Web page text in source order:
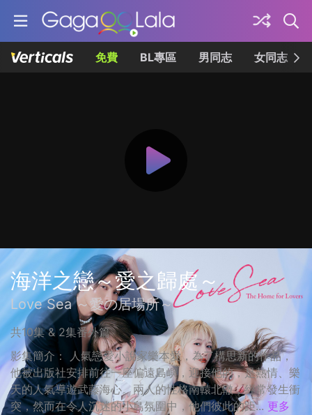
免費 BL專區 男同志 女同志
海洋之戀～愛之歸處～
Love Sea ～愛の居場所～
共10集 & 2集番外篇
影集簡介： 人氣戀愛小說家樂本愛，為了構思新的作品，
他被出版社安排前往一座偏遠島嶼，迎接他的，是熱情、樂
天的人氣導遊武藤海心。兩人的性格南轅北轍，經常發生衝
突，然而在令人沉迷的小島氛圍中，他們彼此的距... 更多